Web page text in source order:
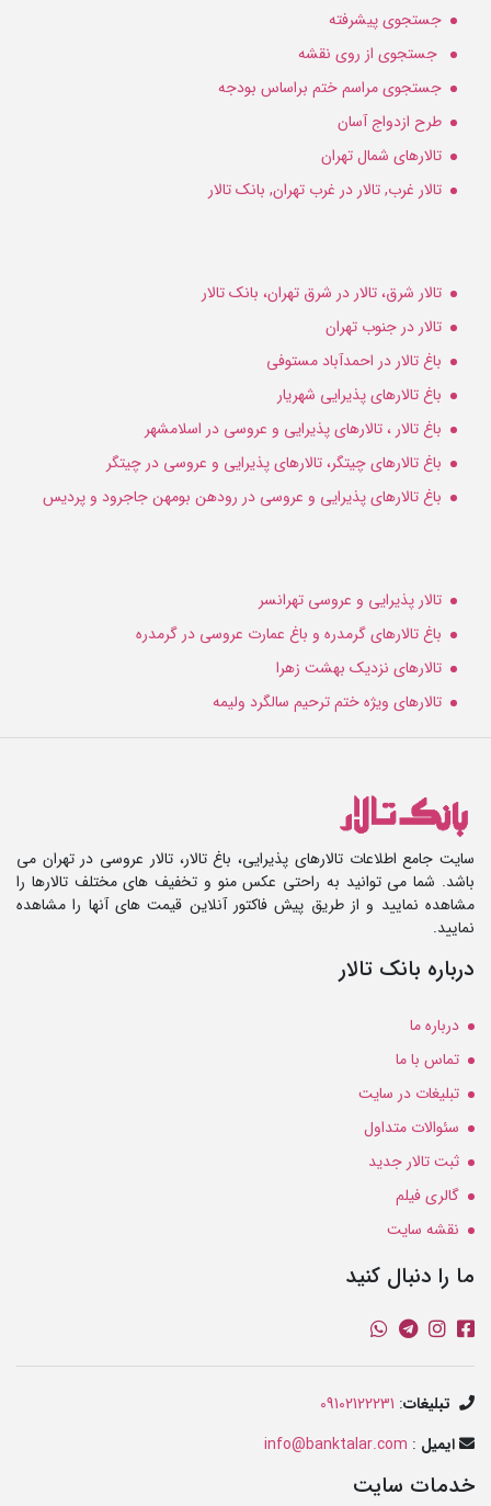
جستجوی پیشرفته
جستجوی از روی نقشه
جستجوی مراسم ختم براساس بودجه
طرح ازدواج آسان
تالارهای شمال تهران
تالار غرب, تالار در غرب تهران, بانک تالار
تالار شرق، تالار در شرق تهران، بانک تالار
تالار در جنوب تهران
باغ تالار در احمدآباد مستوفی
باغ تالارهای پذیرایی شهریار
باغ تالار ، تالارهای پذیرایی و عروسی در اسلامشهر
باغ تالارهای چیتگر، تالارهای پذیرایی و عروسی در چیتگر
باغ تالارهای پذیرایی و عروسی در رودهن بومهن جاجرود و پردیس
تالار پذیرایی و عروسی تهرانسر
باغ تالارهای گرمدره و باغ عمارت عروسی در گرمدره
تالارهای نزدیک بهشت زهرا
تالارهای ویژه ختم ترحیم سالگرد ولیمه
سایت جامع اطلاعات تالارهای پذیرایی، باغ تالار، تالار عروسی در تهران می
باشد. شما می توانید به راحتی عکس منو و تخفیف های مختلف تالارها را
مشاهده نمایید و از طریق پیش فاکتور آنلاین قیمت های آنها را مشاهده
نمایید.
درباره بانک تالار
درباره ما
تماس با ما
تبلیغات در سایت
سئوالات متداول
ثبت تالار جدید
گالری فیلم
نقشه سایت
ما را دنبال کنید
تبلیغات:
09102122231
ایمیل :
info@banktalar.com
خدمات سایت